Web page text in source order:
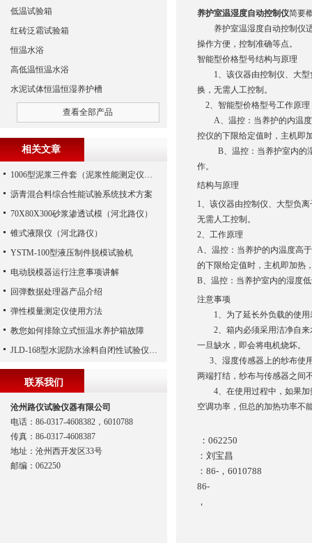
养护室温湿度自动控制仪简要
养护室温湿度自动控制仪适
操作方便，控制准确等点。
智能型价格型号结构与原理
1、该仪器由控制仪、大型
换，无需人工控制。
2、智能型价格型号工作
A、温控：当养护的内温度
控仪的下限给定值时，主机即
B、温控：当养护室内的湿
作。
结构与原理
1、该仪器由控制仪、大型负
无需人工控制。
2、工作原理
A、温控：当养护的内温度高
的下限给定值时，主机即加热
B、温控：当养护室内的湿度
注意事项
1、为了延长外负载的使用
2、箱内必须采用洁净自来
一旦缺水，即会将电机烧坏
3、湿度传感器上的纱布使
两端打结，纱布与传感器之间
4、在使用过程中，如果加
空调功率，但总的加热功率不
：062250
：刘宝昌
：86-，6010788
86-
，
低温试验箱
红砖泛霜试验箱
恒温水浴
高低温恒温水浴
水泥试体恒温恒湿养护槽
查看全部产品
相关文章
1006型泥浆三件套（泥浆性能测定仪）（河北路仪）
沥青混合料综合性能试验系统技术方案
70X80X300砂浆渗透试模（河北路仪）
锥式液限仪（河北路仪）
YSTM-100型液压制件脱模试验机
电动脱模器运行注意事项讲解
回弹数据处理器产品介绍
弹性模量测定仪使用方法
教您如何排除立式恒温水养护箱故障
JLD-168型水泥防水涂料自闭性试验仪工作原理
联系我们
沧州路仪试验仪器有限公司
电话：86-0317-4608382，6010788
传真：86-0317-4608387
地址：沧州西开发区33号
邮编：062250